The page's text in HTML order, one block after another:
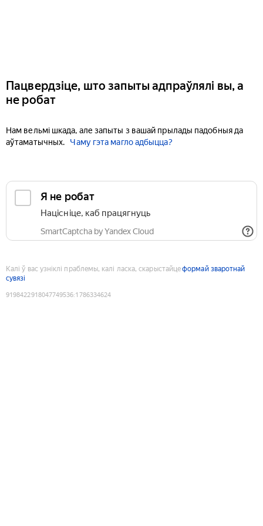
Пацвердзіце, што запыты адпраўлялі вы, а
не робат
Нам вельмі шкада, але запыты з вашай прылады падобныя да
аўтаматычных.
Чаму гэта магло адбыцца?
Я не робат
Націсніце, каб працягнуць
SmartCaptcha by Yandex Cloud
Калі ў вас узніклі праблемы, калі ласка, скарыстайцеформай зваротнай
сувязі
9198422918047749536:1786334624